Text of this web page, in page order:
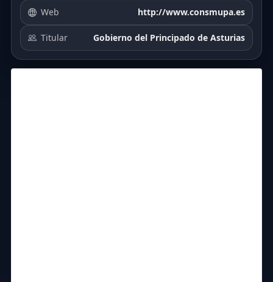
Web http://www.consmupa.es
Titular Gobierno del Principado de Asturias